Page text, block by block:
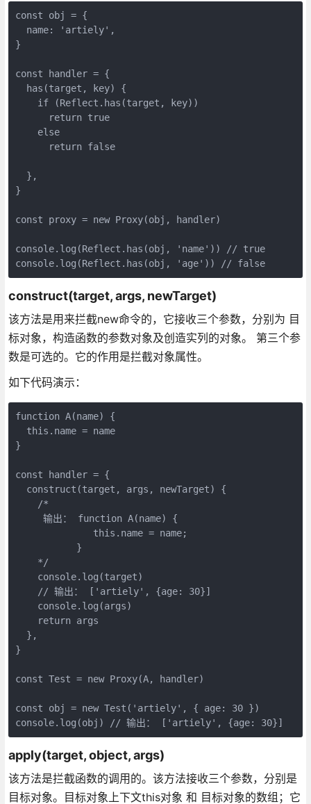
const obj = {
  name: 'artiely',
}
const handler = {
  has(target, key) {
    if (Reflect.has(target, key))
      return true
    else
      return false
  },
}
const proxy = new Proxy(obj, handler)
console.log(Reflect.has(obj, 'name')) // true
console.log(Reflect.has(obj, 'age')) // false
construct(target, args, newTarget)
该方法是用来拦截new命令的，它接收三个参数，分别为 目
标对象，构造函数的参数对象及创造实列的对象。 第三个参
数是可选的。它的作用是拦截对象属性。
如下代码演示：
function A(name) {
  this.name = name
}
const handler = {
  construct(target, args, newTarget) {
    /*
     输出： function A(name) {
              this.name = name;
           }
    */
    console.log(target)
    // 输出： ['artiely', {age: 30}]
    console.log(args)
    return args
  },
}
const Test = new Proxy(A, handler)
const obj = new Test('artiely', { age: 30 })
console.log(obj) // 输出： ['artiely', {age: 30}]
apply(target, object, args)
该方法是拦截函数的调用的。该方法接收三个参数，分别是
目标对象。目标对象上下文this对象 和 目标对象的数组；它